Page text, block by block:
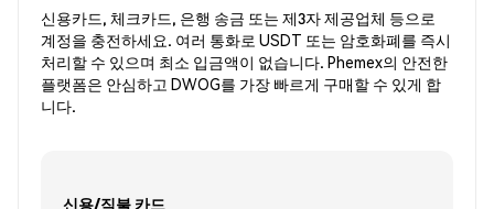
신용카드, 체크카드, 은행 송금 또는 제3자 제공업체 등으로
계정을 충전하세요. 여러 통화로 USDT 또는 암호화폐를 즉시
처리할 수 있으며 최소 입금액이 없습니다. Phemex의 안전한
플랫폼은 안심하고 DWOG를 가장 빠르게 구매할 수 있게 합
니다.
신용/직불 카드